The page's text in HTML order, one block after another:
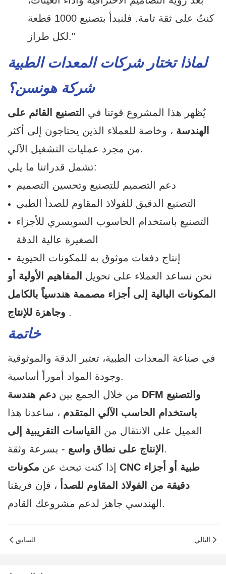
كنتُ على ثقة تامة. فلنبدأ بتصنيع 1000 قطعة
لكل طراز."
لماذا تختار شركات المعدات الطبية
شركة هونسن؟
يُظهر هذا المشروع قوتنا في
التصنيع القائم على
الهندسة ، وخاصة للعملاء الذين يحتاجون إلى أكثر
من مجرد عمليات التشغيل الآلي.
تشمل قدراتنا ما يلي:
دعم التصميم للتصنيع وتحسين التصميم
التصنيع الدقيق للفولاذ المقاوم للصدأ الطبي
التصنيع باستخدام الحاسوب السويسري للأجزاء
الصغيرة عالية الدقة
إنتاج دفعات موثوق به للمكونات الحيوية
نحن نساعد العملاء على تحويل
المفاهيم الأولية أو
المكونات البالية إلى أجزاء مصممة هندسياً بالكامل
وجاهزة للإنتاج .
خاتمة
في صناعة المعدات الطبية، تعتبر الدقة والموثوقية
وجودة المواد أموراً أساسية.
من خلال الجمع بين دعم هندسة DFM والتصنيع
باستخدام الحاسب الآلي المتقدم ، ساعدنا هذا
العميل على الانتقال من
القياسات التقريبية إلى
الإنتاج على نطاق واسع - بسرعة وثقة.
إذا كنت تبحث عن مكونات CNC طبية أو أجزاء
دقيقة من الفولاذ المقاوم للصدأ
، فإن فريقنا
الهندسي جاهز لدعم مشروعك القادم.
السابق التالي